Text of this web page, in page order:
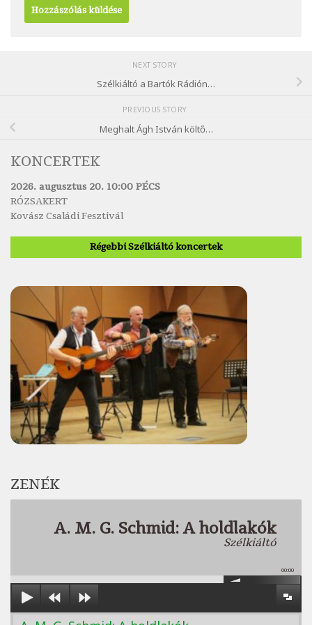
NEXT STORY
Szélkiáltó a Bartók Rádión…
PREVIOUS STORY
Meghalt Ágh István költő…
KONCERTEK
2026. augusztus 20. 10:00 PÉCS
RÓZSAKERT
Kovász Családi Fesztivál
Régebbi Szélkiáltó koncertek
ZENÉK
A. M. G. Schmid: A holdlakók
Szélkiáltó
00:00